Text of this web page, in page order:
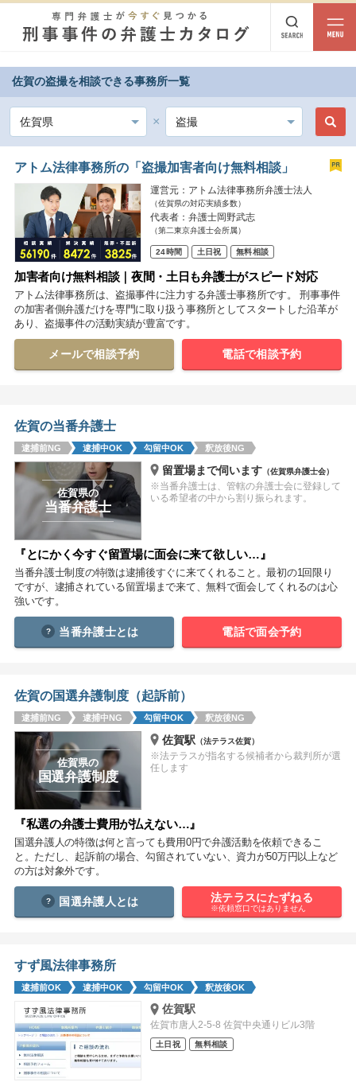
都道府県から探す
北海道・東北
北海道 青森 岩手 宮城 秋田 山形 福島
北陸・甲信越
新潟 富山 石川 福井 山梨 長野
関東
茨城 栃木 群馬 埼玉 千葉 東京 神奈川
東海
静岡 愛知
中国
鳥取 島根 岡山 広島 山口
徳島 香川 愛媛
九州・沖縄
福岡
沖縄
相談内容から探す
痴漢 盗撮 わいせつ
窃盗 逮捕 示談
佐賀の盗撮を相談できる事務所一覧
アトム法律事務所の「盗撮加害者向け無料相談」
運営元：アトム法律事務所弁護士法人
（佐賀県の対応実績多数）
代表者：弁護士岡野武志
（第二東京弁護士会所属）
24時間 土日祝 無料相談
加害者向け無料相談｜夜間・土日も弁護士がスピード対応
アトム法律事務所は、盗撮事件に注力する弁護士事務所です。 刑事事件
の加害者側弁護だけを専門に取り扱う事務所としてスタートした沿革が
あり、盗撮事件の活動実績が豊富です。
メールで相談予約 電話で相談予約
佐賀の当番弁護士
逮捕前NG 逮捕中OK 勾留中OK 釈放後NG
佐賀県の
当番弁護士
留置場まで伺います（佐賀県弁護士会）
※当番弁護士は、管轄の弁護士会に登録して
いる希望者の中から割り振られます。
『とにかく今すぐ留置場に面会に来て欲しい…』
当番弁護士制度の特徴は逮捕後すぐに来てくれること。最初の1回限り
ですが、逮捕されている留置場まで来て、無料で面会してくれるのは心
強いです。
当番弁護士とは 電話で面会予約
佐賀の国選弁護制度（起訴前）
逮捕前NG 逮捕中NG 勾留中OK 釈放後NG
佐賀県の
国選弁護制度
佐賀駅 （法テラス佐賀）
※法テラスが指名する候補者から裁判所が選
任します
『私選の弁護士費用が払えない…』
国選弁護人の特徴は何と言っても費用0円で弁護活動を依頼できるこ
と。ただし、起訴前の場合、勾留されていない、資力が50万円以上など
の方は対象外です。
国選弁護人とは 法テラスにたずねる
※依頼窓口ではありません
すず風法律事務所
逮捕前OK 逮捕中OK 勾留中OK 釈放後OK
佐賀駅
佐賀市唐人2-5-8 佐賀中央通りビル3階
土日祝 無料相談